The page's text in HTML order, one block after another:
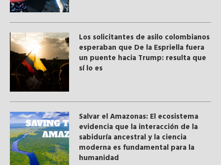
Los solicitantes de asilo colombianos
esperaban que De la Espriella fuera
un puente hacia Trump: resulta que
sí lo es
Salvar el Amazonas: El ecosistema
evidencia que la interacción de la
sabiduría ancestral y ​la ciencia
moderna​ es fundamental para la
humanidad